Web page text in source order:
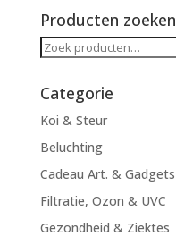
Producten zoeken
Zoeken
Categorie
Koi & Steur
Beluchting
Cadeau Art. & Gadgets
Filtratie, Ozon & UVC
Gezondheid & Ziektes